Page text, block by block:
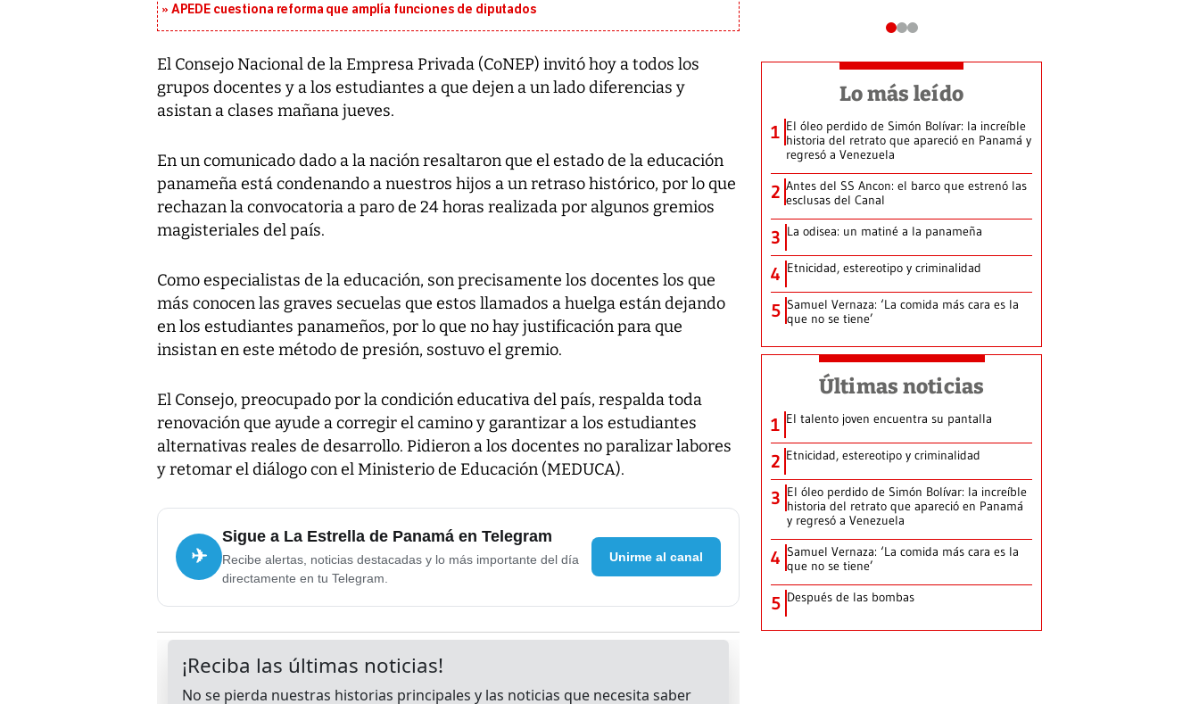
APEDE cuestiona reforma que amplía funciones de diputados
El Consejo Nacional de la Empresa Privada (CoNEP) invitó hoy a todos los
grupos docentes y a los estudiantes a que dejen a un lado diferencias y
asistan a clases mañana jueves.
En un comunicado dado a la nación resaltaron que el estado de la educación
panameña está condenando a nuestros hijos a un retraso histórico, por lo que
rechazan la convocatoria a paro de 24 horas realizada por algunos gremios
magisteriales del país.
Como especialistas de la educación, son precisamente los docentes los que
más conocen las graves secuelas que estos llamados a huelga están dejando
en los estudiantes panameños, por lo que no hay justificación para que
insistan en este método de presión, sostuvo el gremio.
El Consejo, preocupado por la condición educativa del país, respalda toda
renovación que ayude a corregir el camino y garantizar a los estudiantes
alternativas reales de desarrollo. Pidieron a los docentes no paralizar labores
y retomar el diálogo con el Ministerio de Educación (MEDUCA).
✈
Sigue a La Estrella de Panamá en Telegram
Recibe alertas, noticias destacadas y lo más importante del día
directamente en tu Telegram.
Unirme al canal
Lo más leído
1 El óleo perdido de Simón Bolívar: la increíble
historia del retrato que apareció en Panamá y
regresó a Venezuela
2 Antes del SS Ancon: el barco que estrenó las
esclusas del Canal
3 La odisea: un matiné a la panameña
4 Etnicidad, estereotipo y criminalidad
5 Samuel Vernaza: ‘La comida más cara es la
que no se tiene’
Últimas noticias
1 El talento joven encuentra su pantalla​
2 Etnicidad, estereotipo y criminalidad
3 El óleo perdido de Simón Bolívar: la increíble
historia del retrato que apareció en Panamá
y regresó a Venezuela
4 Samuel Vernaza: ‘La comida más cara es la
que no se tiene’
5 Después de las bombas